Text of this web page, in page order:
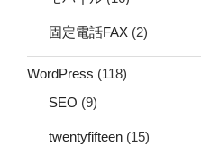
固定電話FAX (2)
WordPress (118)
SEO (9)
twentyfifteen (15)